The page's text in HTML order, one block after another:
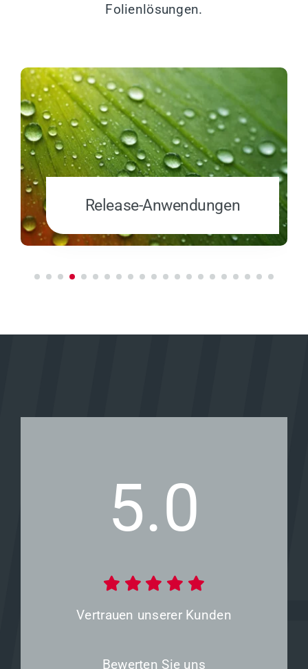
Folienlösungen.
Release-Anwendungen
5.0
Vertrauen unserer Kunden
Bewerten Sie uns